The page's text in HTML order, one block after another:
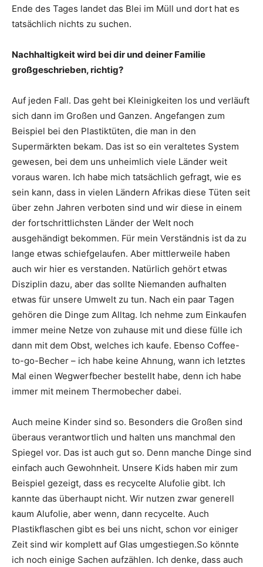
Ende des Tages landet das Blei im Müll und dort hat es
tatsächlich nichts zu suchen.
Nachhaltigkeit wird bei dir und deiner Familie
großgeschrieben, richtig?
Auf jeden Fall. Das geht bei Kleinigkeiten los und verläuft
sich dann im Großen und Ganzen. Angefangen zum
Beispiel bei den Plastiktüten, die man in den
Supermärkten bekam. Das ist so ein veraltetes System
gewesen, bei dem uns unheimlich viele Länder weit
voraus waren. Ich habe mich tatsächlich gefragt, wie es
sein kann, dass in vielen Ländern Afrikas diese Tüten seit
über zehn Jahren verboten sind und wir diese in einem
der fortschrittlichsten Länder der Welt noch
ausgehändigt bekommen. Für mein Verständnis ist da zu
lange etwas schiefgelaufen. Aber mittlerweile haben
auch wir hier es verstanden. Natürlich gehört etwas
Disziplin dazu, aber das sollte Niemanden aufhalten
etwas für unsere Umwelt zu tun. Nach ein paar Tagen
gehören die Dinge zum Alltag. Ich nehme zum Einkaufen
immer meine Netze von zuhause mit und diese fülle ich
dann mit dem Obst, welches ich kaufe. Ebenso Coffee-
to-go-Becher – ich habe keine Ahnung, wann ich letztes
Mal einen Wegwerfbecher bestellt habe, denn ich habe
immer mit meinem Thermobecher dabei.
Auch meine Kinder sind so. Besonders die Großen sind
überaus verantwortlich und halten uns manchmal den
Spiegel vor. Das ist auch gut so. Denn manche Dinge sind
einfach auch Gewohnheit. Unsere Kids haben mir zum
Beispiel gezeigt, dass es recycelte Alufolie gibt. Ich
kannte das überhaupt nicht. Wir nutzen zwar generell
kaum Alufolie, aber wenn, dann recycelte. Auch
Plastikflaschen gibt es bei uns nicht, schon vor einiger
Zeit sind wir komplett auf Glas umgestiegen.So könnte
ich noch einige Sachen aufzählen. Ich denke, dass auch